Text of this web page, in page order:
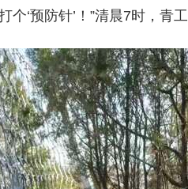
‘预防针’！”清晨7时，青